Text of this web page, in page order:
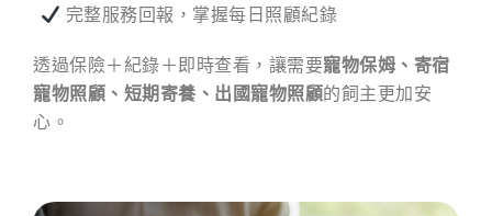
完整服務回報，掌握每日照顧紀錄
透過保險＋紀錄＋即時查看，讓需要寵物保姆、寄宿
寵物照顧、短期寄養、出國寵物照顧的飼主更加安
心。